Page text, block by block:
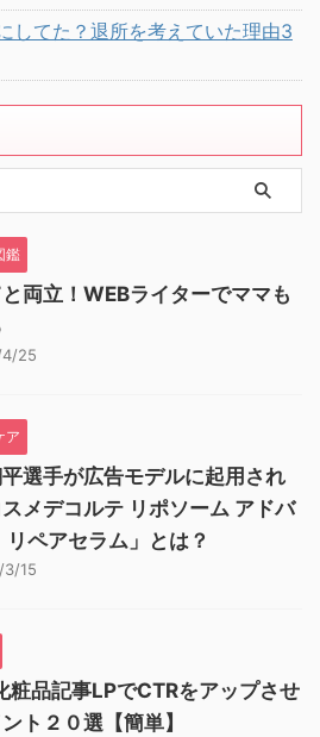
してた？退所を考えていた理由3
鑑
両立！WEBライターでママも
25
ア
選手が広告モデルに起用され
メデコルテ リポソーム アドバ
リペアセラム」とは？
15
粧品記事LPでCTRをアップさせ
ト２０選【簡単】